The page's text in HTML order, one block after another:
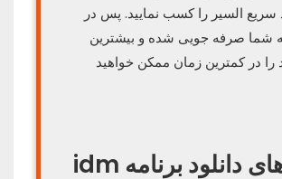
سریع السیر را کسب نمایید. پس در
شما صرفه جویی شده و بیشترین
را در کمترین زمان ممکن خواهید
مزیت های دانلود برنامه idm